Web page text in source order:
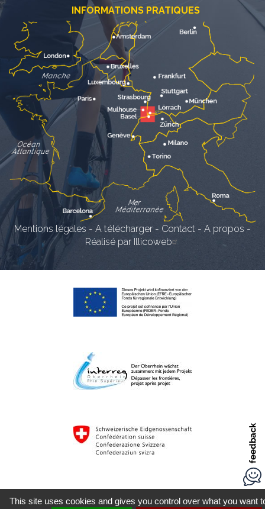
INFORMATIONS PRATIQUES
Mentions légales - A télécharger - Contact - A propos -
Réalisé par Illicoweb
This site uses cookies and gives you control over what you want